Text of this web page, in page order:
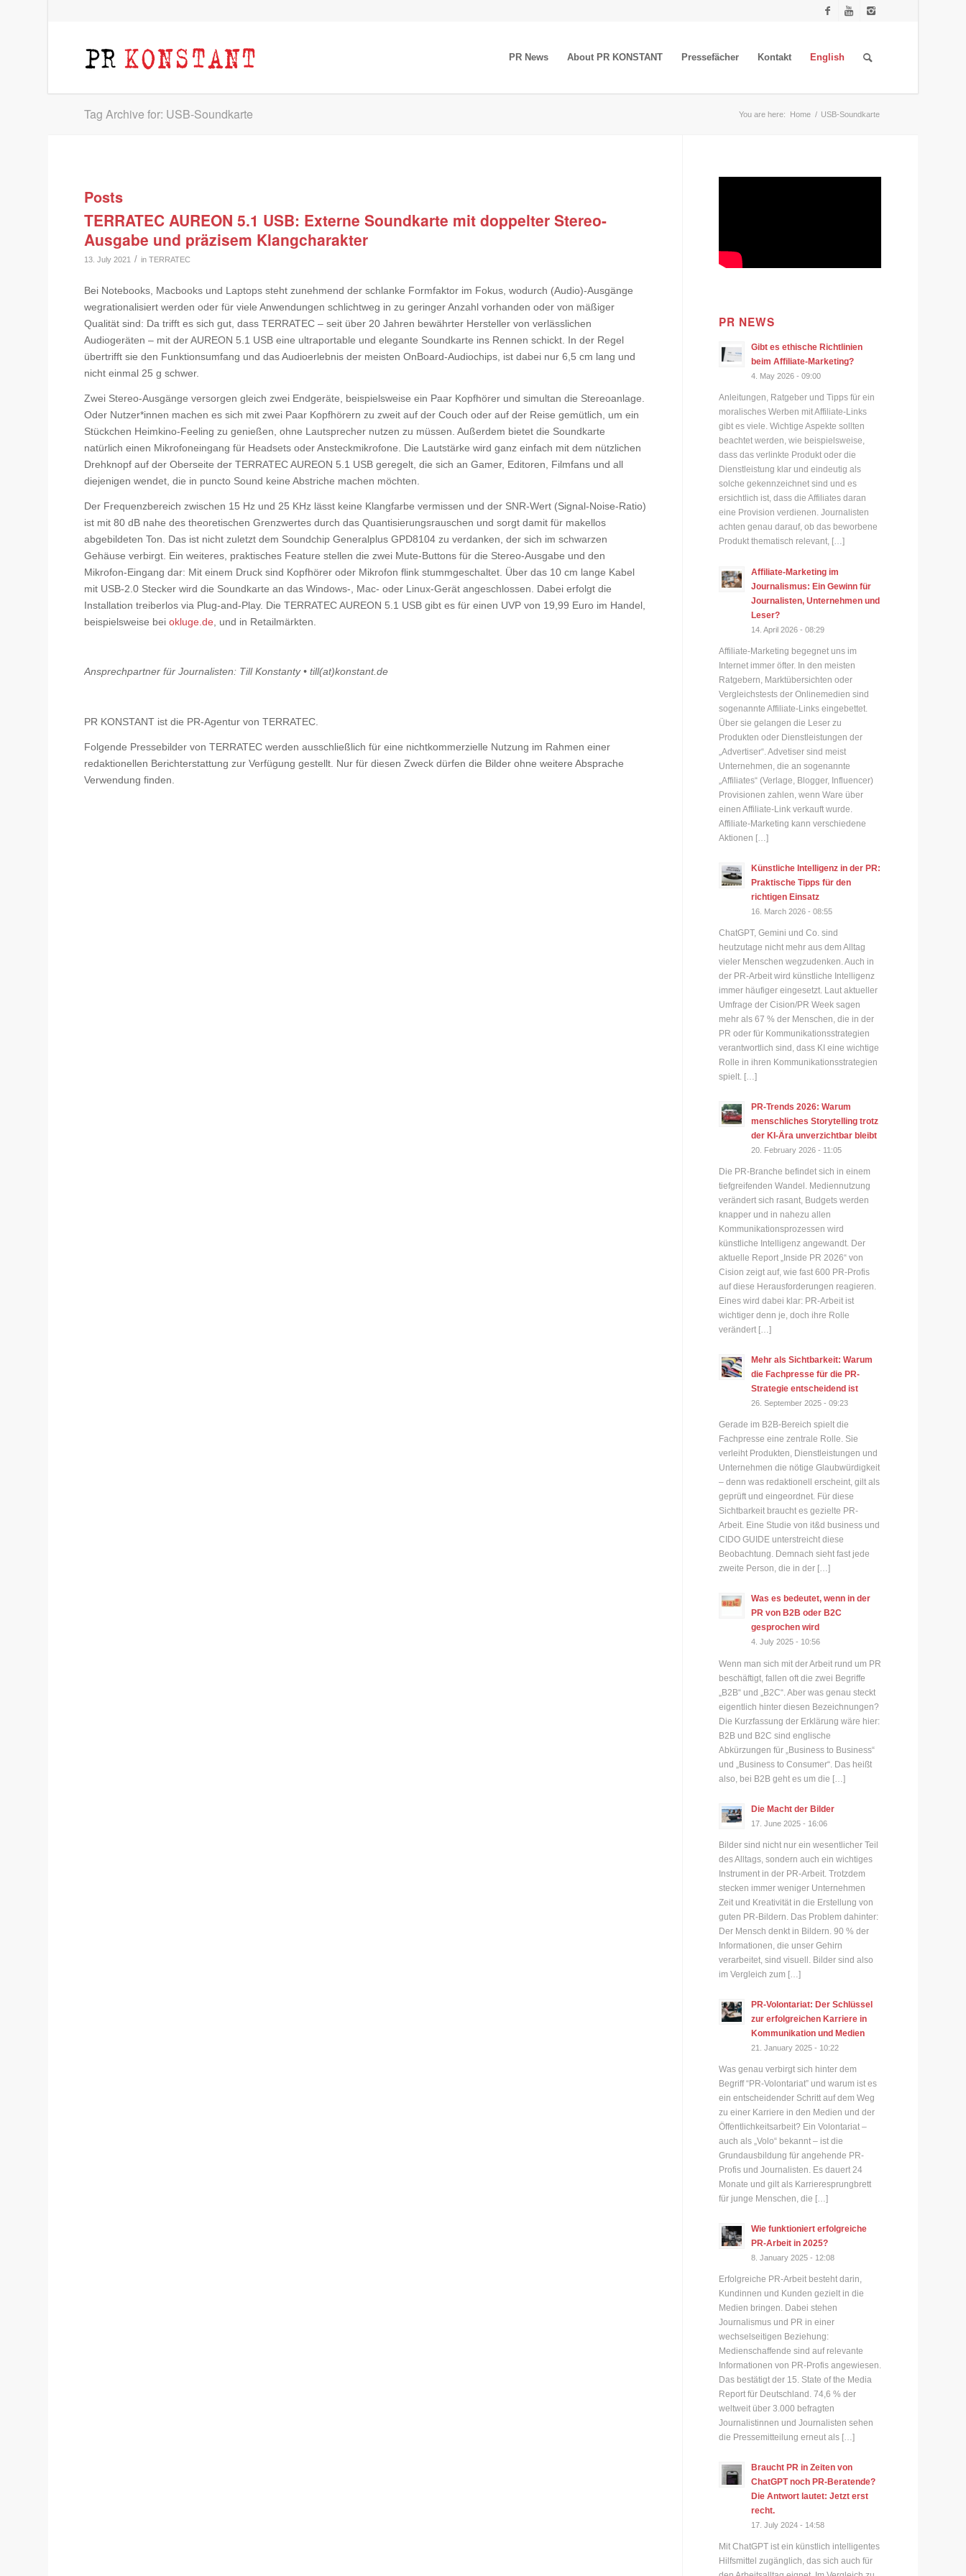
PR News About PR KONSTANT Pressefächer Kontakt English
Tag Archive for: USB-Soundkarte You are here: Home / USB-Soundkarte
Posts
TERRATEC AUREON 5.1 USB: Externe Soundkarte mit doppelter Stereo-
Ausgabe und präzisem Klangcharakter
13. July 2021 / inTERRATEC
Bei Notebooks, Macbooks und Laptops steht zunehmend der schlanke Formfaktor im Fokus, wodurch (Audio)-Ausgänge
wegrationalisiert werden oder für viele Anwendungen schlichtweg in zu geringer Anzahl vorhanden oder von mäßiger
Qualität sind: Da trifft es sich gut, dass TERRATEC – seit über 20 Jahren bewährter Hersteller von verlässlichen
Audiogeräten – mit der AUREON 5.1 USB eine ultraportable und elegante Soundkarte ins Rennen schickt. In der Regel
übertrifft sie den Funktionsumfang und das Audioerlebnis der meisten OnBoard-Audiochips, ist dabei nur 6,5 cm lang und
nicht einmal 25 g schwer.
Zwei Stereo-Ausgänge versorgen gleich zwei Endgeräte, beispielsweise ein Paar Kopfhörer und simultan die Stereoanlage.
Oder Nutzer*innen machen es sich mit zwei Paar Kopfhörern zu zweit auf der Couch oder auf der Reise gemütlich, um ein
Stückchen Heimkino-Feeling zu genießen, ohne Lautsprecher nutzen zu müssen. Außerdem bietet die Soundkarte
natürlich einen Mikrofoneingang für Headsets oder Ansteckmikrofone. Die Lautstärke wird ganz einfach mit dem nützlichen
Drehknopf auf der Oberseite der TERRATEC AUREON 5.1 USB geregelt, die sich an Gamer, Editoren, Filmfans und all
diejenigen wendet, die in puncto Sound keine Abstriche machen möchten.
Der Frequenzbereich zwischen 15 Hz und 25 KHz lässt keine Klangfarbe vermissen und der SNR-Wert (Signal-Noise-Ratio)
ist mit 80 dB nahe des theoretischen Grenzwertes durch das Quantisierungsrauschen und sorgt damit für makellos
abgebildeten Ton. Das ist nicht zuletzt dem Soundchip Generalplus GPD8104 zu verdanken, der sich im schwarzen
Gehäuse verbirgt. Ein weiteres, praktisches Feature stellen die zwei Mute-Buttons für die Stereo-Ausgabe und den
Mikrofon-Eingang dar: Mit einem Druck sind Kopfhörer oder Mikrofon flink stummgeschaltet. Über das 10 cm lange Kabel
mit USB-2.0 Stecker wird die Soundkarte an das Windows-, Mac- oder Linux-Gerät angeschlossen. Dabei erfolgt die
Installation treiberlos via Plug-and-Play. Die TERRATEC AUREON 5.1 USB gibt es für einen UVP von 19,99 Euro im Handel,
beispielsweise beiokluge.de , und in Retailmärkten.
Ansprechpartner für Journalisten: Till Konstanty • till(at)konstant.de
PR KONSTANT ist die PR-Agentur von TERRATEC.
Folgende Pressebilder von TERRATEC werden ausschließlich für eine nichtkommerzielle Nutzung im Rahmen einer
redaktionellen Berichterstattung zur Verfügung gestellt. Nur für diesen Zweck dürfen die Bilder ohne weitere Absprache
Verwendung finden.
PR NEWS
Gibt es ethische Richtlinien
beim Affiliate-Marketing?
4. May 2026 - 09:00
Anleitungen, Ratgeber und Tipps für ein
moralisches Werben mit Affiliate-Links
gibt es viele. Wichtige Aspekte sollten
beachtet werden, wie beispielsweise,
dass das verlinkte Produkt oder die
Dienstleistung klar und eindeutig als
solche gekennzeichnet sind und es
ersichtlich ist, dass die Affiliates daran
eine Provision verdienen. Journalisten
achten genau darauf, ob das beworbene
Produkt thematisch relevant, […]
Affiliate-Marketing im
Journalismus: Ein Gewinn für
Journalisten, Unternehmen und
Leser?
14. April 2026 - 08:29
Affiliate-Marketing begegnet uns im
Internet immer öfter. In den meisten
Ratgebern, Marktübersichten oder
Vergleichstests der Onlinemedien sind
sogenannte Affiliate-Links eingebettet.
Über sie gelangen die Leser zu
Produkten oder Dienstleistungen der
„Advertiser“. Advetiser sind meist
Unternehmen, die an sogenannte
„Affiliates“ (Verlage, Blogger, Influencer)
Provisionen zahlen, wenn Ware über
einen Affiliate-Link verkauft wurde.
Affiliate-Marketing kann verschiedene
Aktionen […]
Künstliche Intelligenz in der PR:
Praktische Tipps für den
richtigen Einsatz
16. March 2026 - 08:55
ChatGPT, Gemini und Co. sind
heutzutage nicht mehr aus dem Alltag
vieler Menschen wegzudenken. Auch in
der PR-Arbeit wird künstliche Intelligenz
immer häufiger eingesetzt. Laut aktueller
Umfrage der Cision/PR Week sagen
mehr als 67 % der Menschen, die in der
PR oder für Kommunikationsstrategien
verantwortlich sind, dass KI eine wichtige
Rolle in ihren Kommunikationsstrategien
spielt. […]
PR-Trends 2026: Warum
menschliches Storytelling trotz
der KI-Ära unverzichtbar bleibt
20. February 2026 - 11:05
Die PR-Branche befindet sich in einem
tiefgreifenden Wandel. Mediennutzung
verändert sich rasant, Budgets werden
knapper und in nahezu allen
Kommunikationsprozessen wird
künstliche Intelligenz angewandt. Der
aktuelle Report „Inside PR 2026“ von
Cision zeigt auf, wie fast 600 PR-Profis
auf diese Herausforderungen reagieren.
Eines wird dabei klar: PR-Arbeit ist
wichtiger denn je, doch ihre Rolle
verändert […]
Mehr als Sichtbarkeit: Warum
die Fachpresse für die PR-
Strategie entscheidend ist
26. September 2025 - 09:23
Gerade im B2B-Bereich spielt die
Fachpresse eine zentrale Rolle. Sie
verleiht Produkten, Dienstleistungen und
Unternehmen die nötige Glaubwürdigkeit
– denn was redaktionell erscheint, gilt als
geprüft und eingeordnet. Für diese
Sichtbarkeit braucht es gezielte PR-
Arbeit. Eine Studie von it&d business und
CIDO GUIDE unterstreicht diese
Beobachtung. Demnach sieht fast jede
zweite Person, die in der […]
Was es bedeutet, wenn in der
PR von B2B oder B2C
gesprochen wird
4. July 2025 - 10:56
Wenn man sich mit der Arbeit rund um PR
beschäftigt, fallen oft die zwei Begriffe
„B2B“ und „B2C“. Aber was genau steckt
eigentlich hinter diesen Bezeichnungen?
Die Kurzfassung der Erklärung wäre hier:
B2B und B2C sind englische
Abkürzungen für „Business to Business“
und „Business to Consumer“. Das heißt
also, bei B2B geht es um die […]
Die Macht der Bilder
17. June 2025 - 16:06
Bilder sind nicht nur ein wesentlicher Teil
des Alltags, sondern auch ein wichtiges
Instrument in der PR-Arbeit. Trotzdem
stecken immer weniger Unternehmen
Zeit und Kreativität in die Erstellung von
guten PR-Bildern. Das Problem dahinter:
Der Mensch denkt in Bildern. 90 % der
Informationen, die unser Gehirn
verarbeitet, sind visuell. Bilder sind also
im Vergleich zum […]
PR-Volontariat: Der Schlüssel
zur erfolgreichen Karriere in
Kommunikation und Medien
21. January 2025 - 10:22
Was genau verbirgt sich hinter dem
Begriff “PR-Volontariat” und warum ist es
ein entscheidender Schritt auf dem Weg
zu einer Karriere in den Medien und der
Öffentlichkeitsarbeit? Ein Volontariat –
auch als „Volo“ bekannt – ist die
Grundausbildung für angehende PR-
Profis und Journalisten. Es dauert 24
Monate und gilt als Karrieresprungbrett
für junge Menschen, die […]
Wie funktioniert erfolgreiche
PR-Arbeit in 2025?
8. January 2025 - 12:08
Erfolgreiche PR-Arbeit besteht darin,
Kundinnen und Kunden gezielt in die
Medien bringen. Dabei stehen
Journalismus und PR in einer
wechselseitigen Beziehung:
Medienschaffende sind auf relevante
Informationen von PR-Profis angewiesen.
Das bestätigt der 15. State of the Media
Report für Deutschland. 74,6 % der
weltweit über 3.000 befragten
Journalistinnen und Journalisten sehen
die Pressemitteilung erneut als […]
Braucht PR in Zeiten von
ChatGPT noch PR-Beratende?
Die Antwort lautet: Jetzt erst
recht.
17. July 2024 - 14:58
Mit ChatGPT ist ein künstlich intelligentes
Hilfsmittel zugänglich, das sich auch für